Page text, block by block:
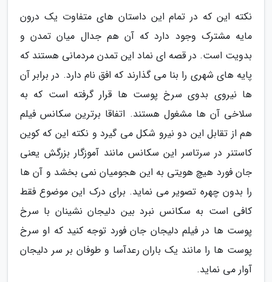
نکته این که در تمام این داستان های متفاوت یک درون
مایه مشترک وجود دارد که آن هم جدال میان تمدن و
بدویت است. در قصه ای نماد این تمدن مردمانی هستند که
پایه های شهری را بنا می گذارند که افق نام دارد. در برابر آن
ها نیروی بدوی سرخ پوست ها قرار گرفته است که به
سلاخی آن ها مشغول هستند. اتفاقا برترین سکانس فیلم
هم از تقابل این دو نیرو شکل می گیرد و نکته این که کوین
کاستنر در سرتاسر این سکانس مانند آموزگار بزرگش یعنی
جان فورد هیچ هویتی به این هجومیان نمی بخشد و آن ها
را بدون چهره تصویر می نماید. برای درک این موضوع فقط
کافی است به سکانس نبرد بین دلیجان نشینان با سرخ
پوست ها در فیلم دلیجان جان فورد توجه کنید که او سرخ
پوست ها را مانند یک باران رعدآسا و طوفان بر سر دلیجان
آوار می نماید.